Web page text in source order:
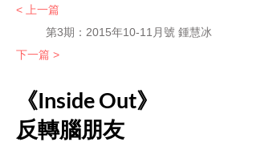
< 上一篇
第3期： 2015年10-11月號 鍾慧冰
下一篇 >
《Inside Out》
反轉腦朋友